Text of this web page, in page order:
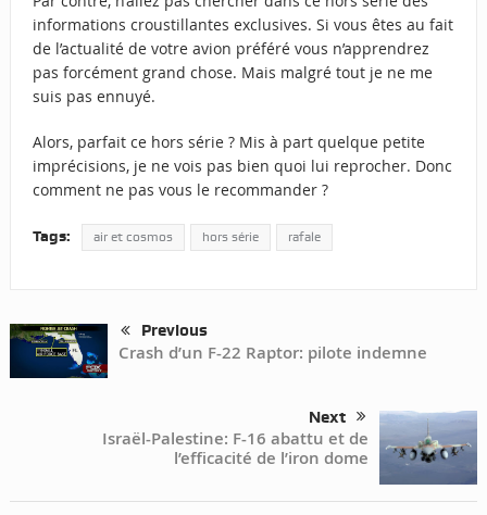
informations croustillantes exclusives. Si vous êtes au fait
de l’actualité de votre avion préféré vous n’apprendrez
pas forcément grand chose. Mais malgré tout je ne me
suis pas ennuyé.
Alors, parfait ce hors série ? Mis à part quelque petite
imprécisions, je ne vois pas bien quoi lui reprocher. Donc
comment ne pas vous le recommander ?
Tags: air et cosmos hors série rafale
Previous
Crash d’un F-22 Raptor: pilote indemne
Next
Israël-Palestine: F-16 abattu et de
l’efficacité de l’iron dome